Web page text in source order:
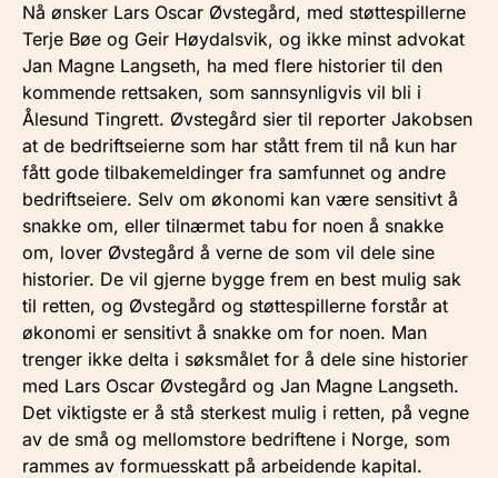
Nå ønsker Lars Oscar Øvstegård, med støttespillerne
Terje Bøe og Geir Høydalsvik, og ikke minst advokat
Jan Magne Langseth, ha med flere historier til den
kommende rettsaken, som sannsynligvis vil bli i
Ålesund Tingrett. Øvstegård sier til reporter Jakobsen
at de bedriftseierne som har stått frem til nå kun har
fått gode tilbakemeldinger fra samfunnet og andre
bedriftseiere. Selv om økonomi kan være sensitivt å
snakke om, eller tilnærmet tabu for noen å snakke
om, lover Øvstegård å verne de som vil dele sine
historier. De vil gjerne bygge frem en best mulig sak
til retten, og Øvstegård og støttespillerne forstår at
økonomi er sensitivt å snakke om for noen. Man
trenger ikke delta i søksmålet for å dele sine historier
med Lars Oscar Øvstegård og Jan Magne Langseth.
Det viktigste er å stå sterkest mulig i retten, på vegne
av de små og mellomstore bedriftene i Norge, som
rammes av formuesskatt på arbeidende kapital.